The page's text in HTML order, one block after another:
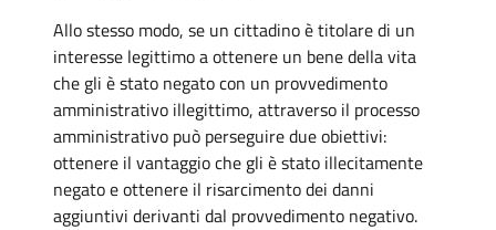
Allo stesso modo, se un cittadino è titolare di un
interesse legittimo a ottenere un bene della vita
che gli è stato negato con un provvedimento
amministrativo illegittimo, attraverso il processo
amministrativo può perseguire due obiettivi:
ottenere il vantaggio che gli è stato illecitamente
negato e ottenere il risarcimento dei danni
aggiuntivi derivanti dal provvedimento negativo.